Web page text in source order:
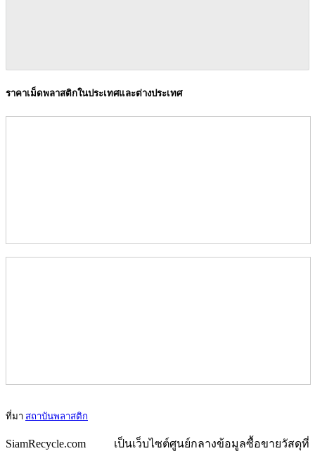
ราคาเม็ดพลาสติกในประเทศและต่างประเทศ
ที่มา สถาบันพลาสติก
SiamRecycle.com เป็นเว็บไซต์ศูนย์กลางข้อมูลซื้อขายวัสดุที่